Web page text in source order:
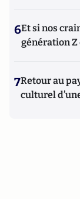
6Et si nos
génération
7Retour au
culturel